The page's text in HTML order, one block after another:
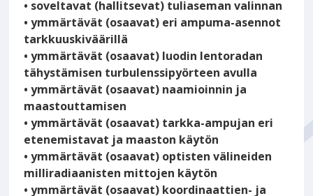
• soveltavat (hallitsevat) tuliaseman valinnan
• ymmärtävät (osaavat) eri ampuma-asennot
tarkkuuskiväärillä
• ymmärtävät (osaavat) luodin lentoradan
tähystämisen turbulenssipyörteen avulla
• ymmärtävät (osaavat) naamioinnin ja
maastouttamisen
• ymmärtävät (osaavat) tarkka-ampujan eri
etenemistavat ja maaston käytön
• ymmärtävät (osaavat) optisten välineiden
milliradiaanisten mittojen käytön
• ymmärtävät (osaavat) koordinaattien- ja